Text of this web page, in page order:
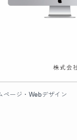
ページ・Webデザイン